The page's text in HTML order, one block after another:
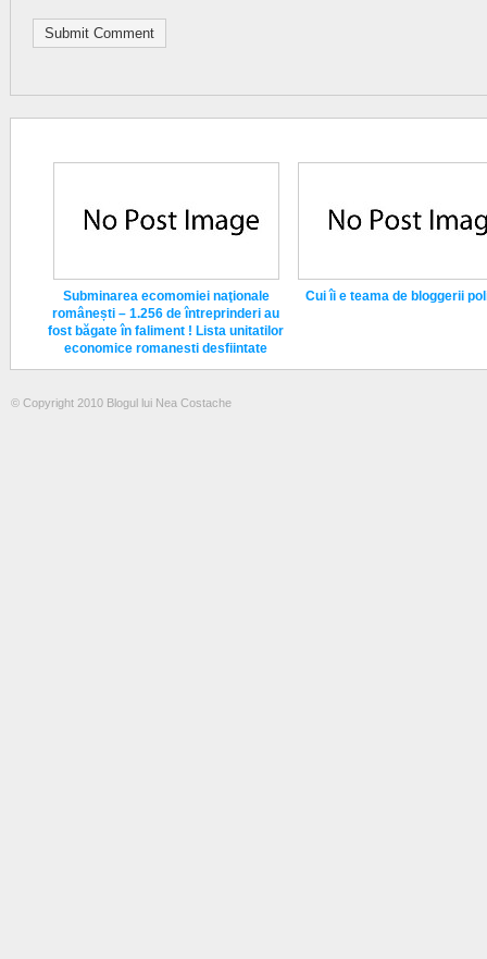
Subminarea ecomomiei naţionale
românești – 1.256 de întreprinderi au
fost băgate în faliment ! Lista unitatilor
economice romanesti desfiintate
Cui îi e teama de bloggerii
© Copyright 2010 Blogul lui Nea Costache